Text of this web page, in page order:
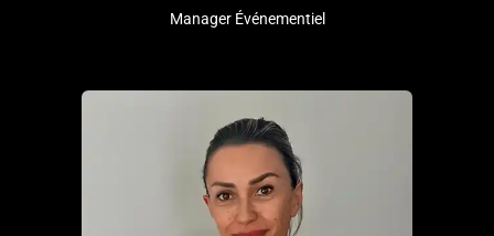
Manager Événementiel